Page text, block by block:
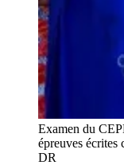
Examen du
épreuves
DR